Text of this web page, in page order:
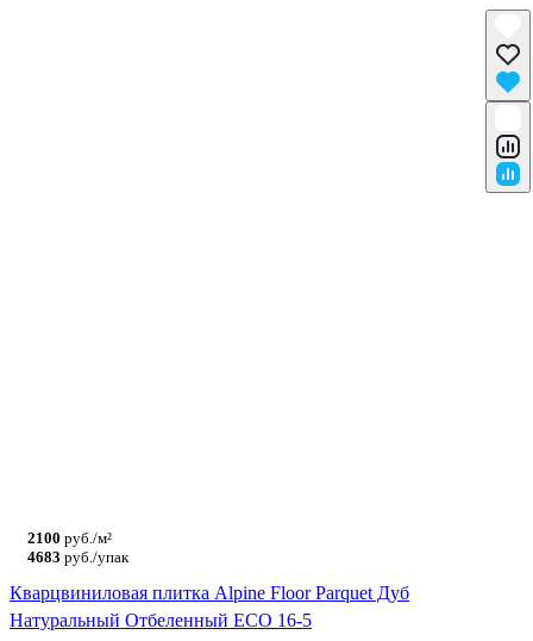
2100 руб./м²
4683 руб./упак
Кварцвиниловая плитка Alpine Floor Parquet Дуб
Натуральный Отбеленный ECO 16-5